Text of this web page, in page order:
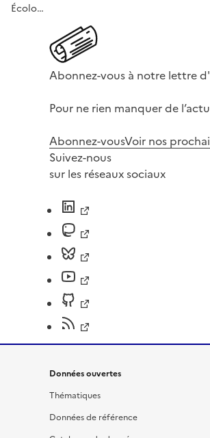
Écolo…
Abonnez-vous à notre lettre
Pour ne rien manquer de
Abonnez-vousVoir nos
Suivez-nous
sur les réseaux sociaux
Données ouvertes
Thématiques
Données de référence